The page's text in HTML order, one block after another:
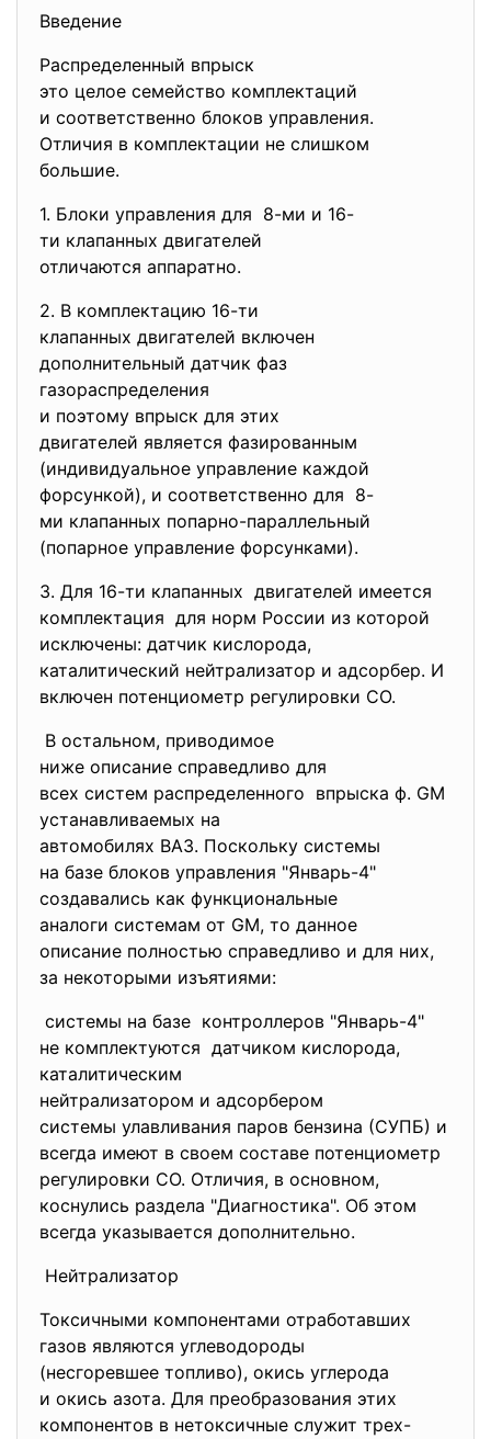
Введение
Распределенный впрыск
это целое семейство комплектаций
и соответственно блоков управления.
Отличия в комплектации не слишком
большие.
1. Блоки управления для 8-ми и 16-
ти клапанных двигателей
отличаются аппаратно.
2. В комплектацию 16-ти
клапанных двигателей включен
дополнительный датчик фаз
газораспределения
и поэтому впрыск для этих
двигателей является фазированным
(индивидуальное управление каждой
форсункой), и соответственно для 8-
ми клапанных попарно-параллельный
(попарное управление форсунками).
3. Для 16-ти клапанных двигателей имеется
комплектация для норм России из которой
исключены: датчик кислорода,
каталитический нейтрализатор и адсорбер. И
включен потенциометр регулировки СО.
В остальном, приводимое
ниже описание справедливо для
всех систем распределенного впрыска ф. GM
устанавливаемых на
автомобилях ВАЗ. Поскольку системы
на базе блоков управления "Январь-4"
создавались как функциональные
аналоги системам от GM, то данное
описание полностью справедливо и для них,
за некоторыми изъятиями:
системы на базе контроллеров "Январь-4"
не комплектуются датчиком кислорода,
каталитическим
нейтрализатором и адсорбером
системы улавливания паров бензина (СУПБ) и
всегда имеют в своем составе потенциометр
регулировки СО. Отличия, в основном,
коснулись раздела "Диагностика". Об этом
всегда указывается дополнительно.
Нейтрализатор
Токсичными компонентами отработавших
газов являются углеводороды
(несгоревшее топливо), окись углерода
и окись азота. Для преобразования этих
компонентов в нетоксичные служит трех-